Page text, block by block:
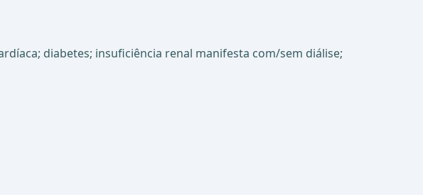
diabetes; insuficiência renal manifesta com/sem diálise;